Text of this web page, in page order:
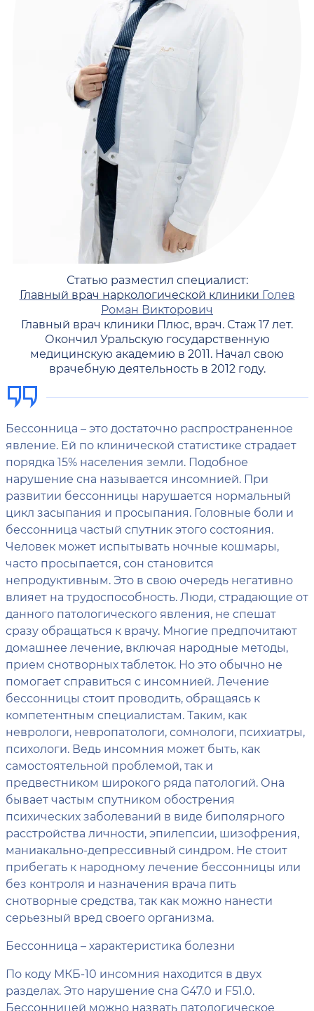
Статью разместил специалист:
Главный врач наркологической клиники Голев
Роман Викторович
Главный врач клиники Плюс, врач. Стаж 17 лет.
Окончил Уральскую государственную
медицинскую академию в 2011. Начал свою
врачебную деятельность в 2012 году.
Бессонница – это достаточно распространенное
явление. Ей по клинической статистике страдает
порядка 15% населения земли. Подобное
нарушение сна называется инсомнией. При
развитии бессонницы нарушается нормальный
цикл засыпания и просыпания. Головные боли и
бессонница частый спутник этого состояния.
Человек может испытывать ночные кошмары,
часто просыпается, сон становится
непродуктивным. Это в свою очередь негативно
влияет на трудоспособность. Люди, страдающие от
данного патологического явления, не спешат
сразу обращаться к врачу. Многие предпочитают
домашнее лечение, включая народные методы,
прием снотворных таблеток. Но это обычно не
помогает справиться с инсомнией. Лечение
бессонницы стоит проводить, обращаясь к
компетентным специалистам. Таким, как
неврологи, невропатологи, сомнологи, психиатры,
психологи. Ведь инсомния может быть, как
самостоятельной проблемой, так и
предвестником широкого ряда патологий. Она
бывает частым спутником обострения
психических заболеваний в виде биполярного
расстройства личности, эпилепсии, шизофрения,
маниакально-депрессивный синдром. Не стоит
прибегать к народному лечение бессонницы или
без контроля и назначения врача пить
снотворные средства, так как можно нанести
серьезный вред своего организма.
Бессонница – характеристика болезни
По коду МКБ-10 инсомния находится в двух
разделах. Это нарушение сна G47.0 и F51.0.
Бессонницей можно назвать патологическое